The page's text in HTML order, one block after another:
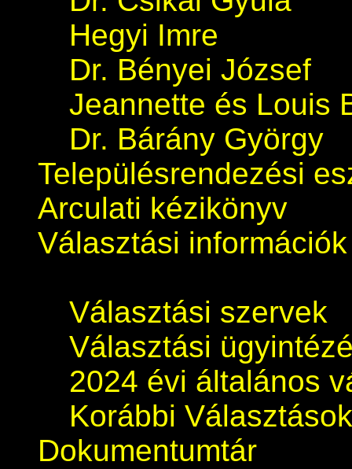
Hegyi Imre
Dr. Bényei József
Jeannette és Louis
Dr. Bárány György
Településrendezési
Arculati kézikönyv
Választási információk
Választási szervek
Választási
2024 évi általános
Korábbi Választások
Dokumentumtár